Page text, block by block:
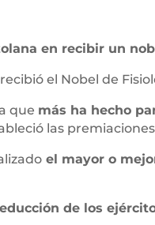
en recibir un
el Nobel de
que más ha hecho
las
el mayor o
de los